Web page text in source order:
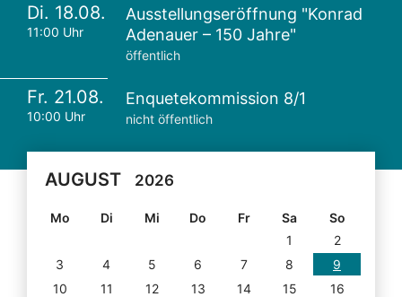
Di. 18.08.
11:00 Uhr
Ausstellungseröffnung "Konrad
Adenauer – 150 Jahre"
öffentlich
Fr. 21.08.
10:00 Uhr
Enquetekommission 8/1
nicht öffentlich
AUGUST 2026
Mo Di Mi Do Fr Sa
So
1
2
3
4 5 6 7 8
9
10
11 12 13 14 15
16